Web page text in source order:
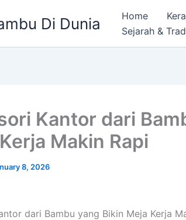
Di Dunia Home
Sejarah &
Kantor dari
Makin Rapi
8, 2026
dari Bambu yang Bikin Meja Kerja